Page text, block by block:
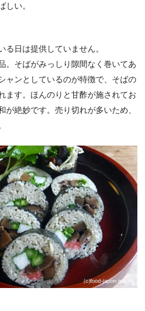
しい。
日は提供していません。
。そばがみっしり隙間なく巻いてあ
ャンとしているのが特徴で、そばの
ます。ほんのりと甘酢が施されてお
が絶妙です。売り切れが多いため、